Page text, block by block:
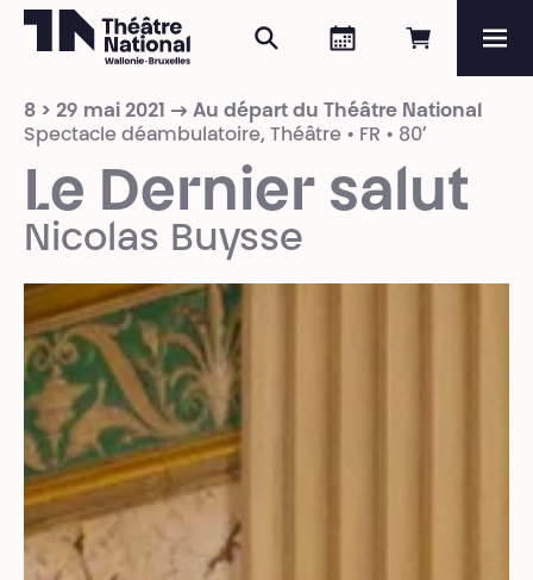
Réserver
Agenda
Rechercher
Magazine
Programme
8 > 29 mai 2021 → Au départ du Théâtre National
Spectacle déambulatoire, Théâtre • FR • 80’
Le Dernier salut
Nicolas Buysse